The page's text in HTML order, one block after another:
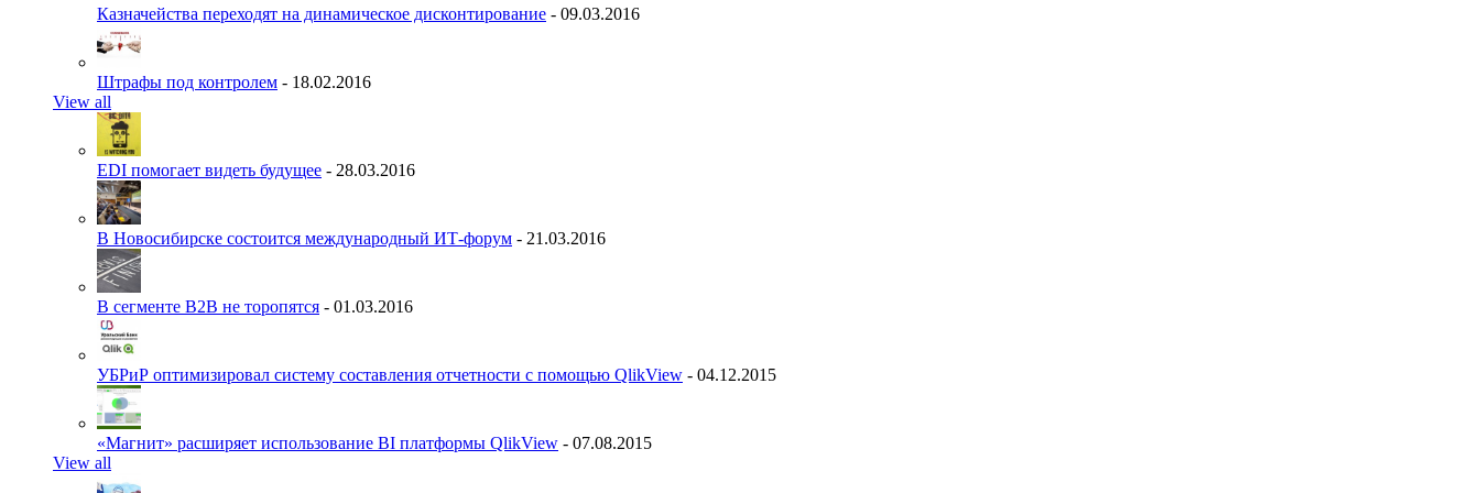
Казначейства переходят на динамическое дисконтирование - 09.03.2016
Штрафы под контролем - 18.02.2016
View all
EDI помогает видеть будущее - 28.03.2016
В Новосибирске состоится международный ИТ-форум - 21.03.2016
В сегменте B2B не торопятся - 01.03.2016
УБРиР оптимизировал систему составления отчетности с помощью QlikView - 04.12.2015
«Магнит» расширяет использование BI платформы QlikView - 07.08.2015
View all